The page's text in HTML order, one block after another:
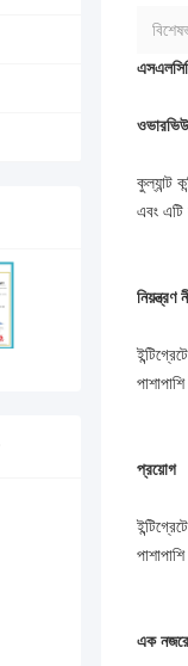
ওভারভিউ
কুল্যান্ট
এবং এটি
নিয়ন্ত্রণ
প্রয়োগ
এক